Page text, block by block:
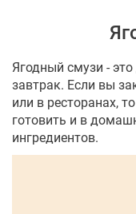
Ягодный смузи - это
завтрак. Если вы
или в ресторанах,
готовить и в
ингредиентов.